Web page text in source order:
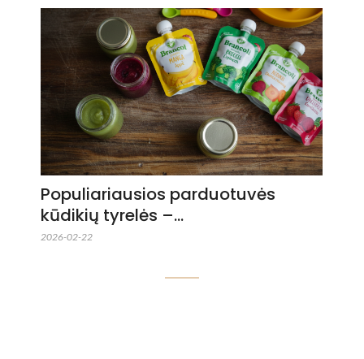
Populiariausios parduotuvės
kūdikių tyrelės –…
2026-02-22